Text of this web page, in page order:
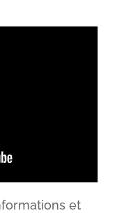
et